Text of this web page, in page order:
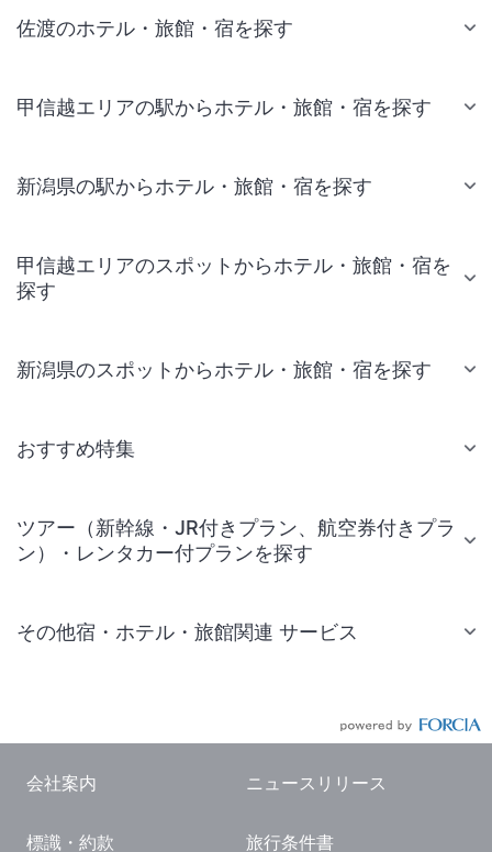
佐渡のホテル・旅館・宿を探す
甲信越エリアの駅からホテル・旅館・宿を探す
新潟県の駅からホテル・旅館・宿を探す
甲信越エリアのスポットからホテル・旅館・宿を
探す
新潟県のスポットからホテル・旅館・宿を探す
おすすめ特集
ツアー（新幹線・JR付きプラン、航空券付きプラ
ン）・レンタカー付プランを探す
その他宿・ホテル・旅館関連 サービス
会社案内 ニュースリリース
標識・約款 旅行条件書